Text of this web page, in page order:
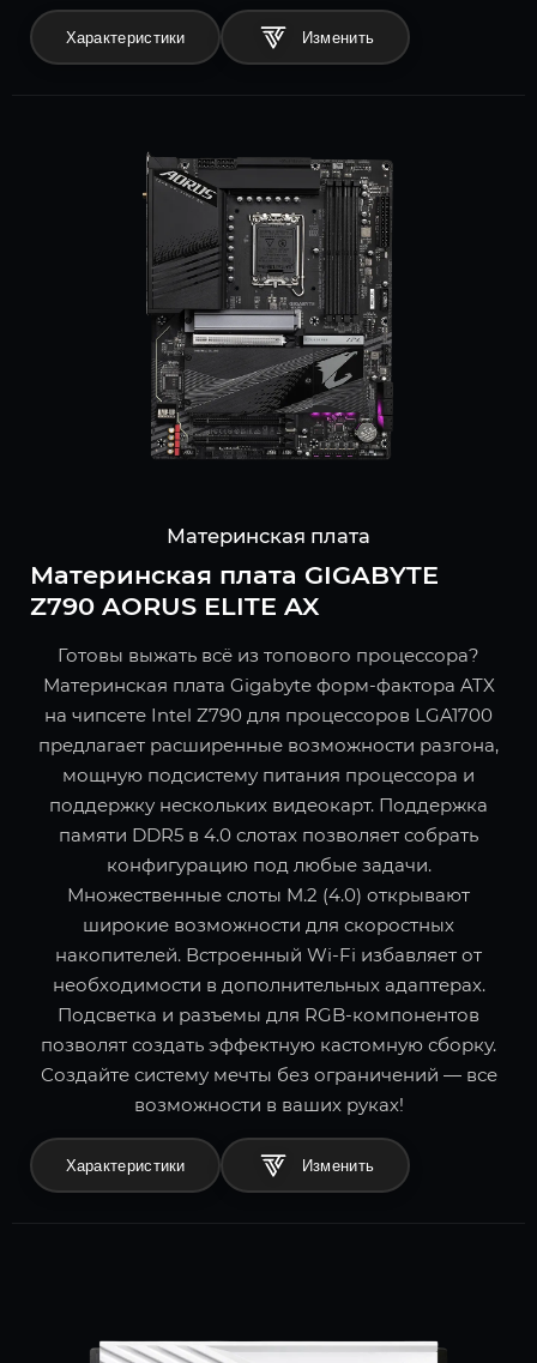
Характеристики
Материнская плата
Материнская плата GIGABYTE
Z790 AORUS ELITE AX
Готовы выжать всё из топового процессора?
Материнская плата Gigabyte форм-фактора ATX
на чипсете Intel Z790 для процессоров LGA1700
предлагает расширенные возможности разгона,
мощную подсистему питания процессора и
поддержку нескольких видеокарт. Поддержка
памяти DDR5 в 4.0 слотах позволяет собрать
конфигурацию под любые задачи.
Множественные слоты M.2 (4.0) открывают
широкие возможности для скоростных
накопителей. Встроенный Wi-Fi избавляет от
необходимости в дополнительных адаптерах.
Подсветка и разъемы для RGB-компонентов
позволят создать эффектную кастомную сборку.
Создайте систему мечты без ограничений — все
возможности в ваших руках!
Характеристики